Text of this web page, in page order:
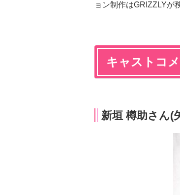
ョン制作はGRIZZLYが
キャストコ
新垣 樽助さん(